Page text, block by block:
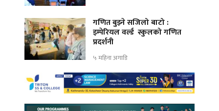
गणित बुझ्ने सजिलो बाटो :
इम्पेरियल वर्ल्ड स्कुलको गणित
प्रदर्शनी
५ महिना अगाडि